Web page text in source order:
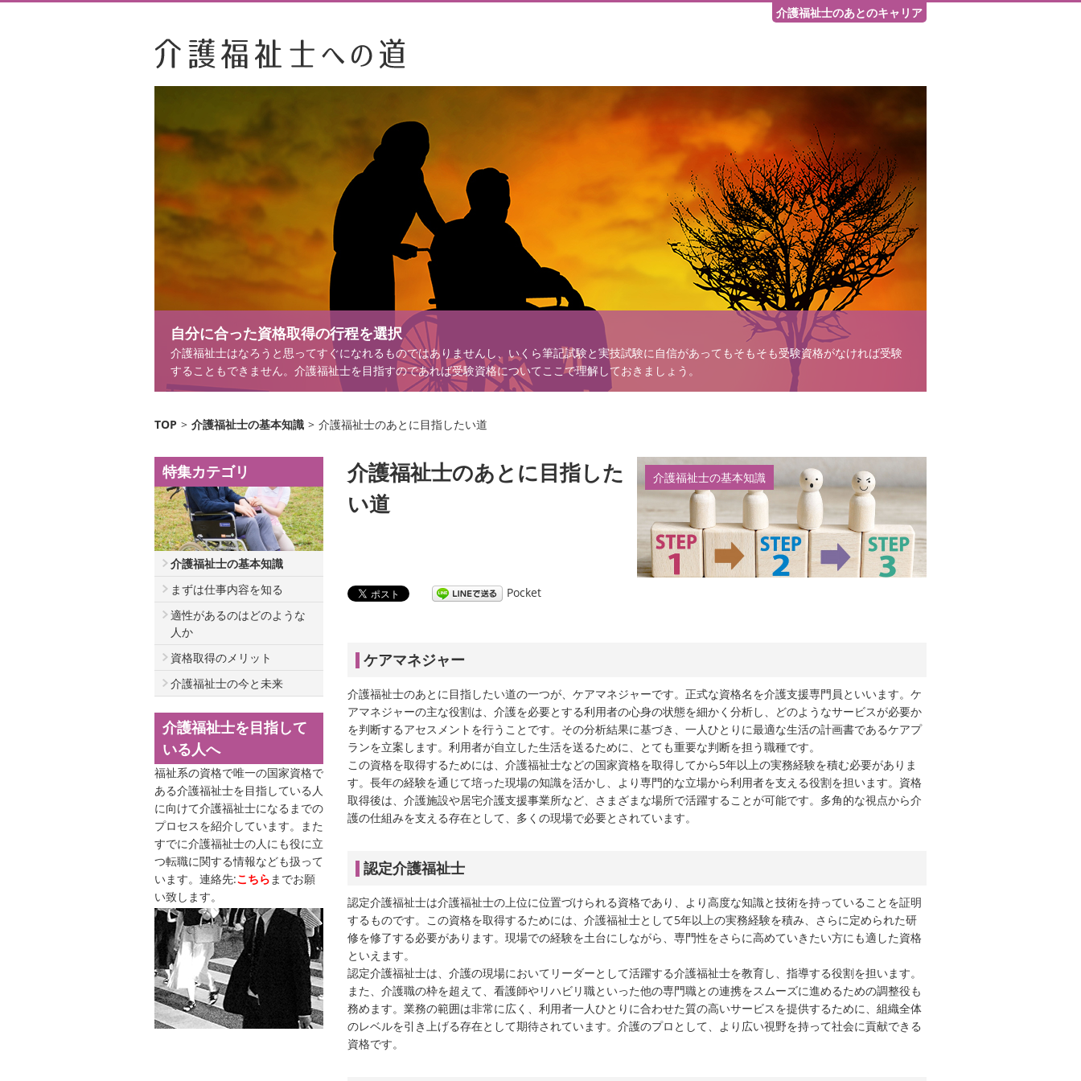
介護福祉士のあとのキャリア
自分に合った資格取得の行程を選択
介護福祉士はなろうと思ってすぐになれるものではありませんし、いくら筆記試験と実技試験に自信があってもそもそも受験資格がなければ受験
することもできません。介護福祉士を目指すのであれば受験資格についてここで理解しておきましょう。
TOP > 介護福祉士の基本知識 > 介護福祉士のあとに目指したい道
特集カテゴリ
介護福祉士の基本知識
まずは仕事内容を知る
適性があるのはどのような
人か
資格取得のメリット
介護福祉士の今と未来
介護福祉士を目指して
いる人へ
福祉系の資格で唯一の国家資格で
ある介護福祉士を目指している人
に向けて介護福祉士になるまでの
プロセスを紹介しています。また
すでに介護福祉士の人にも役に立
つ転職に関する情報なども扱って
います。連絡先:こちらまでお願
い致します。
介護福祉士のあとに目指した
い道
介護福祉士の基本知識
Pocket
ケアマネジャー
介護福祉士のあとに目指したい道の一つが、ケアマネジャーです。正式な資格名を介護支援専門員といいます。ケ
アマネジャーの主な役割は、介護を必要とする利用者の心身の状態を細かく分析し、どのようなサービスが必要か
を判断するアセスメントを行うことです。その分析結果に基づき、一人ひとりに最適な生活の計画書であるケアプ
ランを立案します。利用者が自立した生活を送るために、とても重要な判断を担う職種です。
この資格を取得するためには、介護福祉士などの国家資格を取得してから5年以上の実務経験を積む必要がありま
す。長年の経験を通じて培った現場の知識を活かし、より専門的な立場から利用者を支える役割を担います。資格
取得後は、介護施設や居宅介護支援事業所など、さまざまな場所で活躍することが可能です。多角的な視点から介
護の仕組みを支える存在として、多くの現場で必要とされています。
認定介護福祉士
認定介護福祉士は介護福祉士の上位に位置づけられる資格であり、より高度な知識と技術を持っていることを証明
するものです。この資格を取得するためには、介護福祉士として5年以上の実務経験を積み、さらに定められた研
修を修了する必要があります。現場での経験を土台にしながら、専門性をさらに高めていきたい方にも適した資格
といえます。
認定介護福祉士は、介護の現場においてリーダーとして活躍する介護福祉士を教育し、指導する役割を担います。
また、介護職の枠を超えて、看護師やリハビリ職といった他の専門職との連携をスムーズに進めるための調整役も
務めます。業務の範囲は非常に広く、利用者一人ひとりに合わせた質の高いサービスを提供するために、組織全体
のレベルを引き上げる存在として期待されています。介護のプロとして、より広い視野を持って社会に貢献できる
資格です。